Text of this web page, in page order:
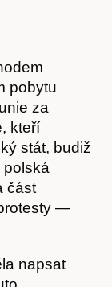
pobytu
za
kteří
stát, budiž
polská
část
—
napsat